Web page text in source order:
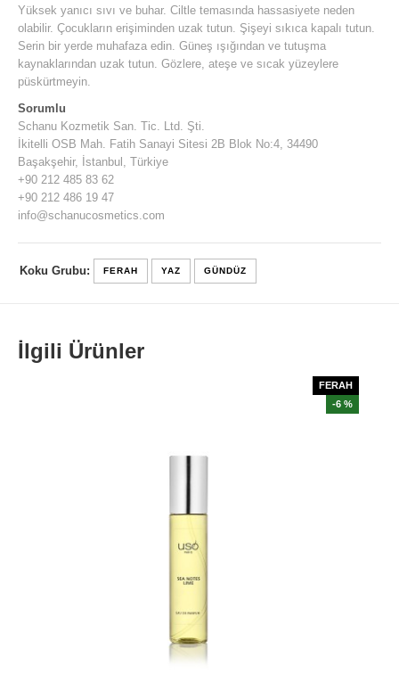
Yüksek yanıcı sıvı ve buhar. Ciltle temasında hassasiyete neden
olabilir. Çocukların erişiminden uzak tutun. Şişeyi sıkıca kapalı tutun.
Serin bir yerde muhafaza edin. Güneş ışığından ve tutuşma
kaynaklarından uzak tutun. Gözlere, ateşe ve sıcak yüzeylere
püskürtmeyin.
Sorumlu
Schanu Kozmetik San. Tic. Ltd. Şti.
İkitelli OSB Mah. Fatih Sanayi Sitesi 2B Blok No:4, 34490
Başakşehir, İstanbul, Türkiye
+90 212 485 83 62
+90 212 486 19 47
info@schanucosmetics.com
Koku Grubu: FERAH YAZ GÜNDÜZ
İlgili Ürünler
FERAH
-6 %